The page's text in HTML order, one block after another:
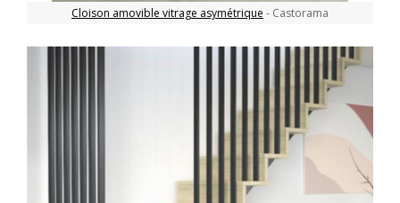
Cloison amovible vitrage asymétrique - Castorama